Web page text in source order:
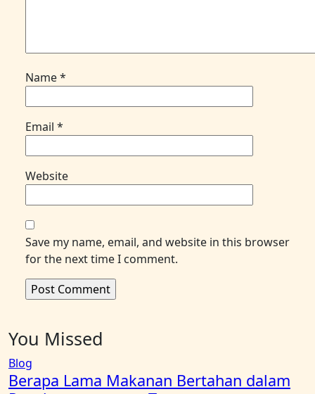
Name*
Email *
Website
Save my name, email, and website in this browser
for the next time I comment.
You Missed
Blog
Berapa Lama Makanan Bertahan dalam